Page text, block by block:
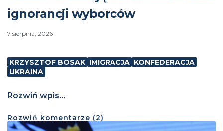
ignorancji wyborców
7 sierpnia, 2026
KRZYSZTOF BOSAK IMIGRACJA KONFEDERACJA
UKRAINA
Rozwiń wpis...
Rozwiń komentarze (2)